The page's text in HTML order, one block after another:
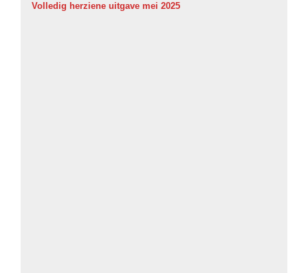
Volledig herziene uitgave mei 2025